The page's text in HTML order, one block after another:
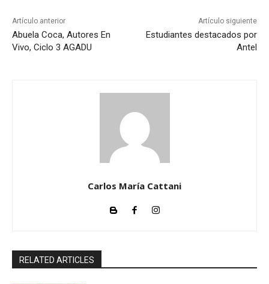
Artículo anterior
Abuela Coca, Autores En
Vivo, Ciclo 3 AGADU
Artículo siguiente
Estudiantes destacados por
Antel
Carlos María Cattani
RELATED ARTICLES